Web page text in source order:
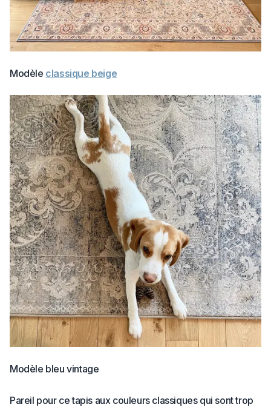
Modèle classique beige
Modèle bleu vintage
Pareil pour ce tapis aux couleurs classiques qui sont trop